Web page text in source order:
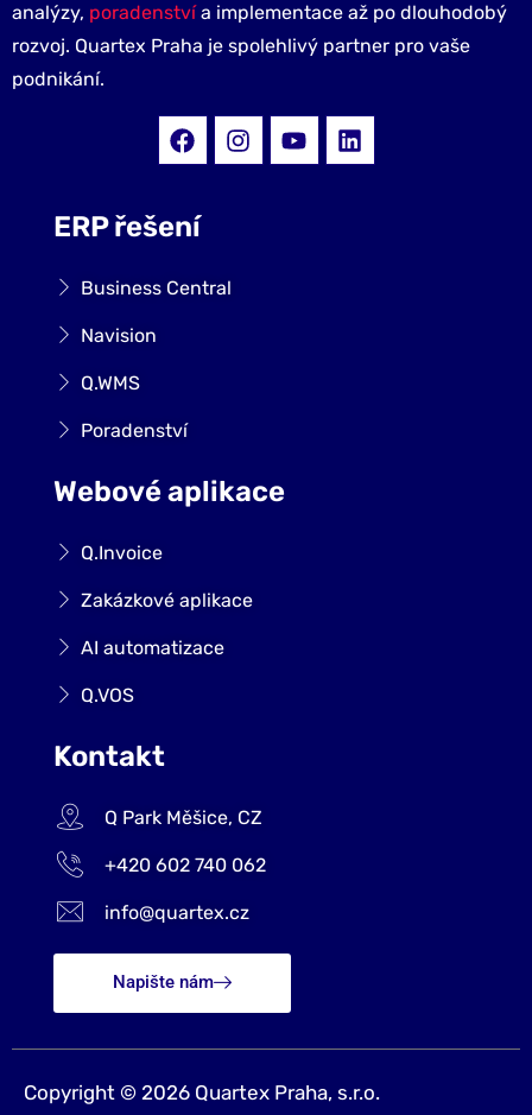
analýzy, poradenstvía implementace až po dlouhodobý
rozvoj. Quartex Praha je spolehlivý partner pro vaše
podnikání.
ERP řešení
Business Central
Navision
Q.WMS
Poradenství
Webové aplikace
Q.Invoice
Zakázkové aplikace
AI automatizace
Q.VOS
Kontakt
Q Park Měšice, CZ
+420 602 740 062
info@quartex.cz
Napište nám
Copyright © 2026 Quartex Praha, s.r.o.